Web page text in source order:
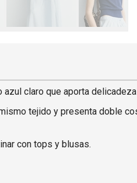
claro que aporta
tejido y presenta doble
con tops y blusas.